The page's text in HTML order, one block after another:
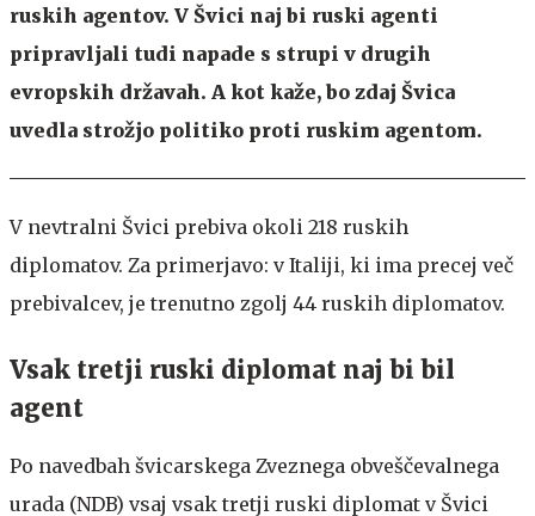
ruskih agentov. V Švici naj bi ruski agenti
pripravljali tudi napade s strupi v drugih
evropskih državah. A kot kaže, bo zdaj Švica
uvedla strožjo politiko proti ruskim agentom.
V nevtralni Švici prebiva okoli 218 ruskih
diplomatov. Za primerjavo: v Italiji, ki ima precej več
prebivalcev, je trenutno zgolj 44 ruskih diplomatov.
Vsak tretji ruski diplomat naj bi bil
agent
Po navedbah švicarskega Zveznega obveščevalnega
urada (NDB) vsaj vsak tretji ruski diplomat v Švici